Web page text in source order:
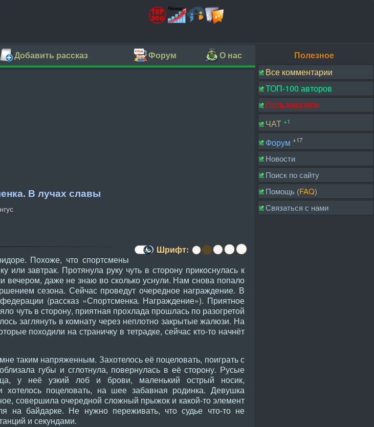
Добавить рассказ Форум О нас
В лучах славы
Шрифт:
Похоже, что спортсмены
или завтрак. Протянула руку чуть в сторону прикоснулась к
даже не знаю во сколько уснули. Нам снова попало
сезона. Сейчас проведут очередное награждение. В
(рассказ «Спортсменка. Награждение»). Приятное
чуть в сторону, приятная прохлада прошлась по разогретой
заглянуть в комнату через неплотно закрытые жалюзи. На
походили на страничку в тетрадке, сейчас кто-то начнёт
таким напряженным. Захотелось её поцеловать, поиграть с
губы и сглотнула, повернулась в её сторону. Русые
у неё узкий лоб и брови, маленький острый носик,
поцеловать, на шее забавная родинка. Девушка
совершила очередной сложный прыжок и какой-то элемент
на байдарке. Не нужно переживать, что судье что-то не
и секундами.
Полезное
Все комментарии
ТОП-100 авторов
Пользователи
ЧАТ +1
Форум +17
Новости
Поиск по сайту
Помощь (FAQ)
Связаться с нами